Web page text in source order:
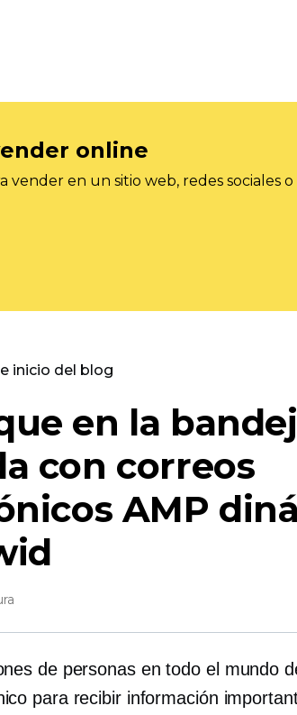
online
en un sitio web, redes sociales o
inicio del blog
en la
con correos
AMP
de personas en todo el mundo
para recibir información